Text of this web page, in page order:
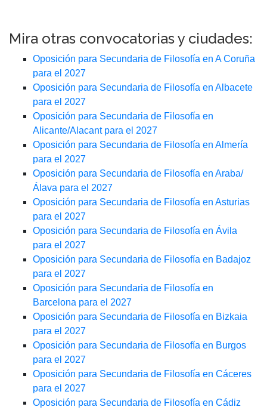
Mira otras convocatorias y ciudades:
Oposición para Secundaria de Filosofía en A Coruña
para el 2027
Oposición para Secundaria de Filosofía en Albacete
para el 2027
Oposición para Secundaria de Filosofía en
Alicante/Alacant para el 2027
Oposición para Secundaria de Filosofía en Almería
para el 2027
Oposición para Secundaria de Filosofía en Araba/
Álava para el 2027
Oposición para Secundaria de Filosofía en Asturias
para el 2027
Oposición para Secundaria de Filosofía en Ávila
para el 2027
Oposición para Secundaria de Filosofía en Badajoz
para el 2027
Oposición para Secundaria de Filosofía en
Barcelona para el 2027
Oposición para Secundaria de Filosofía en Bizkaia
para el 2027
Oposición para Secundaria de Filosofía en Burgos
para el 2027
Oposición para Secundaria de Filosofía en Cáceres
para el 2027
Oposición para Secundaria de Filosofía en Cádiz